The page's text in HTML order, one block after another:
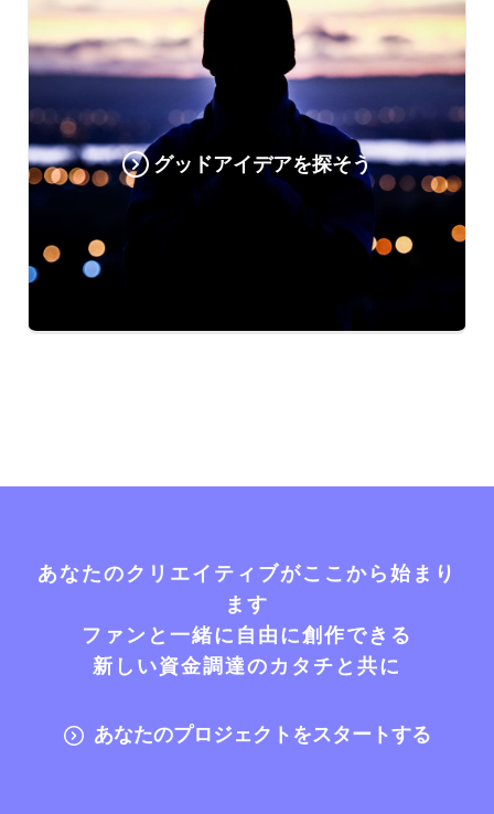
グッドアイデアを探そう
あなたのクリエイティブがここから始まり
ます
ファンと一緒に自由に創作できる
新しい資金調達のカタチと共に
あなたのプロジェクトをスタートする